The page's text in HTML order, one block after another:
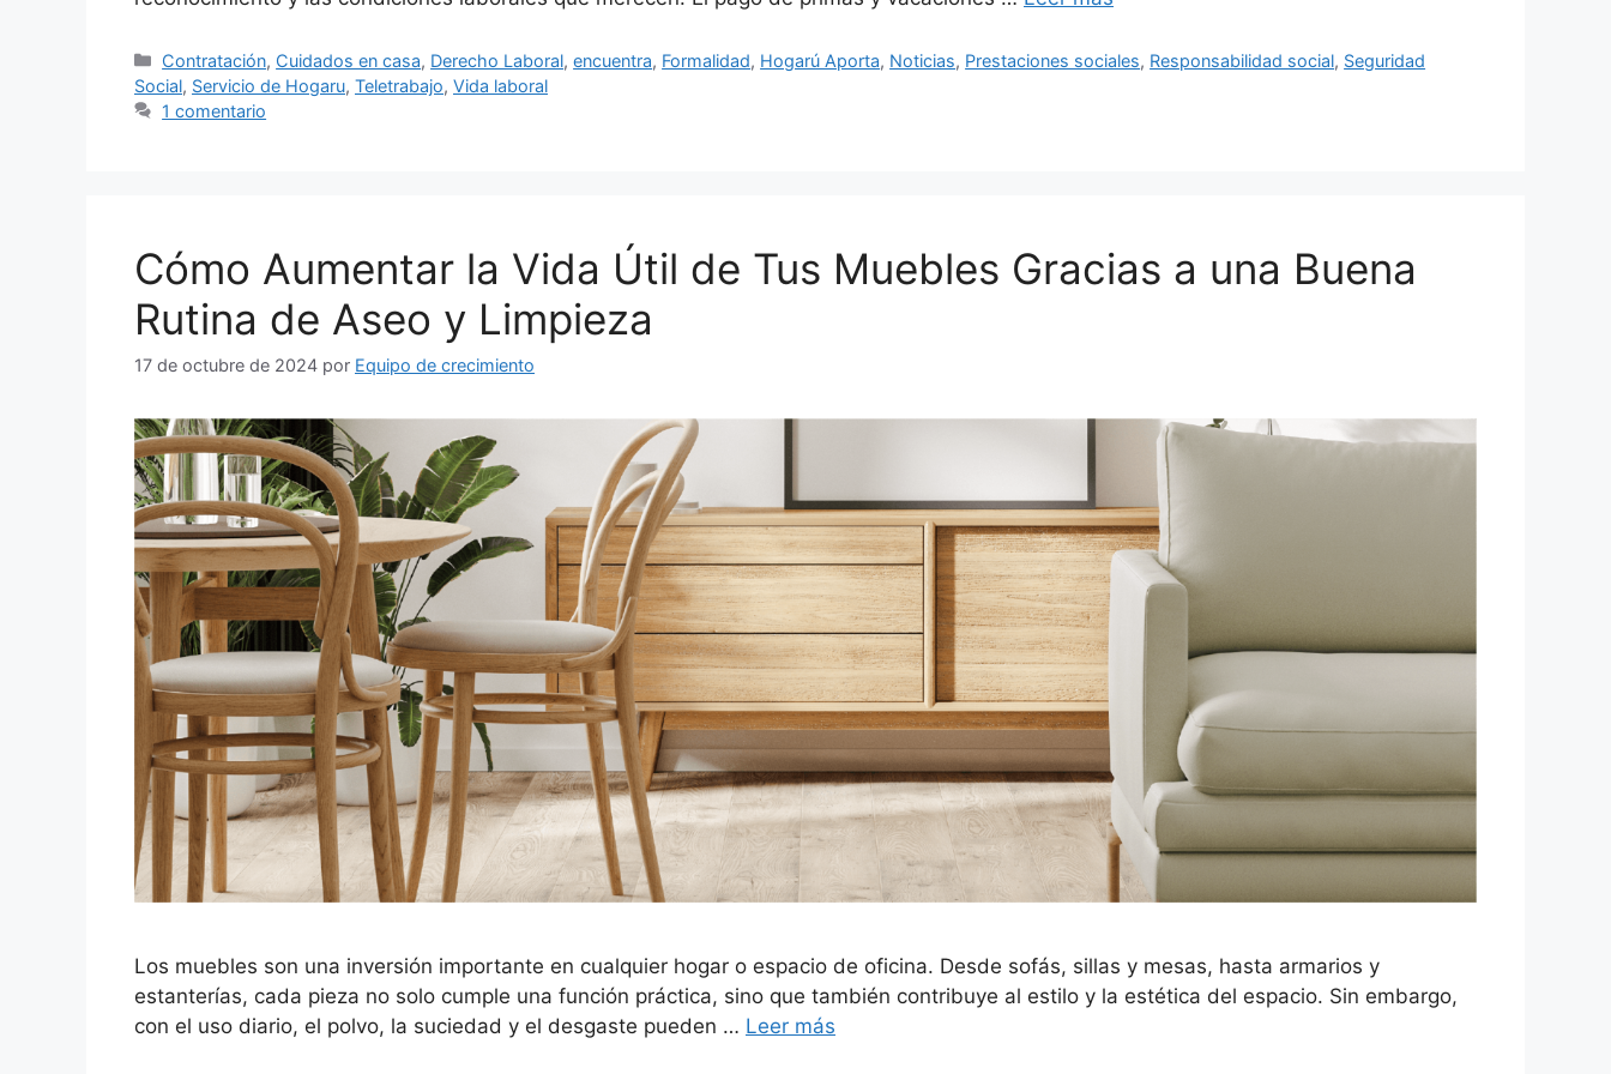
Categorías
Contratación, Cuidados en casa, Derecho Laboral,encuentra, Formalidad, Hogarú Aporta, Noticias, Prestaciones sociales, Responsabilidad social, Seguridad
Social, Servicio de Hogaru, Teletrabajo, Vida laboral
1 comentario
Cómo Aumentar la Vida Útil de Tus Muebles Gracias a una Buena
Rutina de Aseo y Limpieza
17 de octubre de 2024 por Equipo de crecimiento
Los muebles son una inversión importante en cualquier hogar o espacio de oficina. Desde sofás, sillas y mesas, hasta armarios y
estanterías, cada pieza no solo cumple una función práctica, sino que también contribuye al estilo y la estética del espacio. Sin embargo,
con el uso diario, el polvo, la suciedad y el desgaste pueden … Leer más